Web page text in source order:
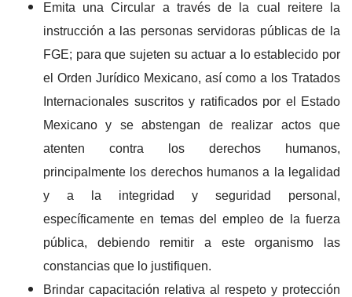
Emita una Circular a través de la cual reitere la
instrucción a las personas servidoras públicas de la
FGE; para que sujeten su actuar a lo establecido por
el Orden Jurídico Mexicano, así como a los Tratados
Internacionales suscritos y ratificados por el Estado
Mexicano y se abstengan de realizar actos que
atenten contra los derechos humanos,
principalmente los derechos humanos a la legalidad
y a la integridad y seguridad personal,
específicamente en temas del empleo de la fuerza
pública, debiendo remitir a este organismo las
constancias que lo justifiquen.
Brindar capacitación relativa al respeto y protección